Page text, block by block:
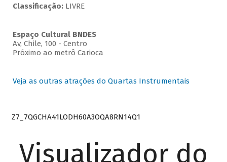
Classificação: LIVRE
Espaço Cultural BNDES
Av, Chile, 100 - Centro
Próximo ao metrô Carioca
Veja as outras atrações do Quartas Instrumentais
Z7_7QGCHA41LODH60A3OQA8RN14Q1
Visualizador do